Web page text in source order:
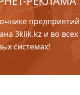
предприятий
3klik.kz и во всех
системах!